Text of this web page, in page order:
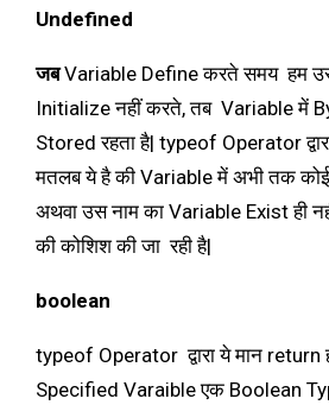
Undefined
जबVariable Define करते समय हम
Initialize नहीं करते, तब Variable में
Stored रहता है| typeof Operator
मतलब ये है की Variable में अभी तक
अथवा उस नाम का Variable Exist ही
की कोशिश की जा रही है|
boolean
typeof Operator द्वारा ये मान return
Specified Varaible एक Boolean